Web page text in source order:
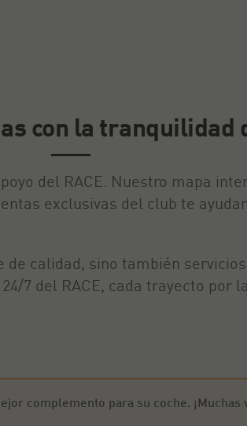
con la tranquilidad
del RACE. Nuestro mapa
exclusivas del club te
calidad, sino también
7 del RACE, cada trayecto por
complemento para su coche. ¡Muchas